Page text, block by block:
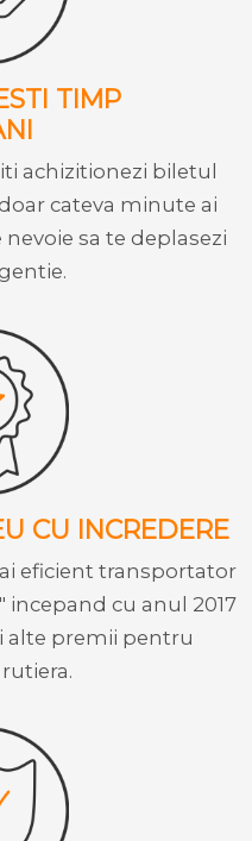
TIMP
achizitionezi biletul
cateva minute ai
sa te deplasezi
CU INCREDERE
eficient transportator
cu anul 2017
alte premii pentru